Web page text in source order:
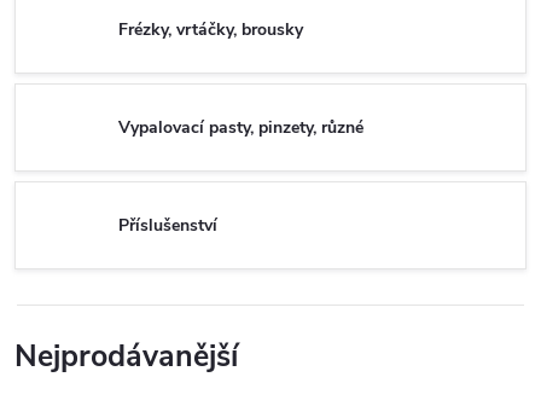
Frézky, vrtáčky, brousky
Vypalovací pasty, pinzety, různé
Příslušenství
Nejprodávanější